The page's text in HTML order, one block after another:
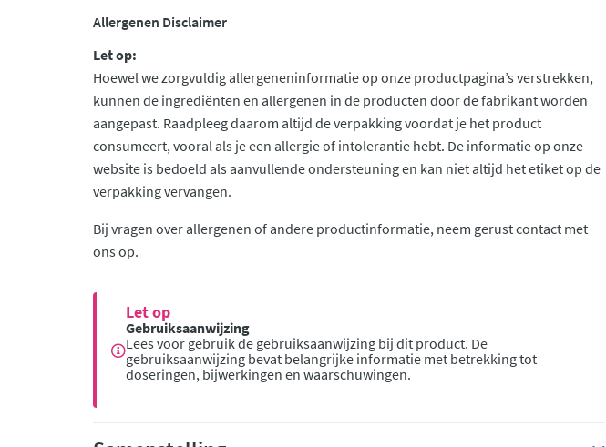
Allergenen Disclaimer
Let op:
Hoewel we zorgvuldig allergeneninformatie op onze productpagina’s verstrekken,
kunnen de ingrediënten en allergenen in de producten door de fabrikant worden
aangepast. Raadpleeg daarom altijd de verpakking voordat je het product
consumeert, vooral als je een allergie of intolerantie hebt. De informatie op onze
website is bedoeld als aanvullende ondersteuning en kan niet altijd het etiket op de
verpakking vervangen.
Bij vragen over allergenen of andere productinformatie, neem gerust contact met
ons op.
Let op
Gebruiksaanwijzing
Lees voor gebruik de gebruiksaanwijzing bij dit product. De
gebruiksaanwijzing bevat belangrijke informatie met betrekking tot
doseringen, bijwerkingen en waarschuwingen.